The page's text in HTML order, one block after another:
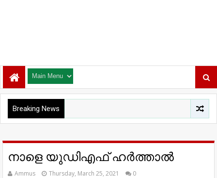
Breaking News
നാളെ യുഡിഎഫ് ഹർത്താൽ
Ammus Thursday, March 25, 2021 0